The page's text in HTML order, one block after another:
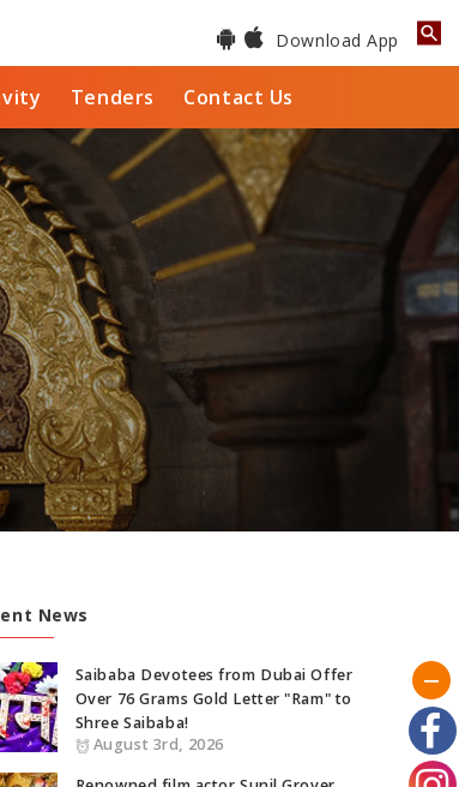
Download App
Tenders Contact Us
News
Saibaba Devotees from Dubai Offer
Over 76 Grams Gold Letter "Ram" to
Shree Saibaba!
August 3rd, 2026